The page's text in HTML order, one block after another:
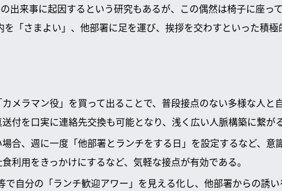
出来事に起因するという研究もあるが、この偶然は椅子に座っ
を「さまよい」、他部署に足を運び、挨拶を交わすといった積
メラマン役」を買って出ることで、普段接点のない多様な人と
付を口実に連絡先交換も可能となり、浅く広い人脈構築に繋がる
合、週に一度「他部署とランチをする日」を設定するなど、意
利用をきっかけにするなど、気軽な接点が有効である。
で自分の「ランチ歓迎アワー」を見える化し、他部署からの誘